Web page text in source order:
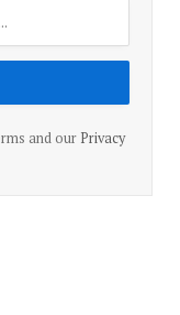
and our Privacy